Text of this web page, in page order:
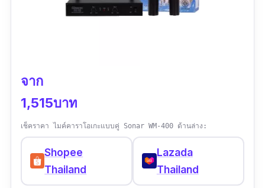
จาก
1,515บาท
เช็คราคา ไมค์คาราโอเกะแบบคู่ Sonar WM-400 ด้านล่าง:
Shopee
Thailand
Lazada
Thailand